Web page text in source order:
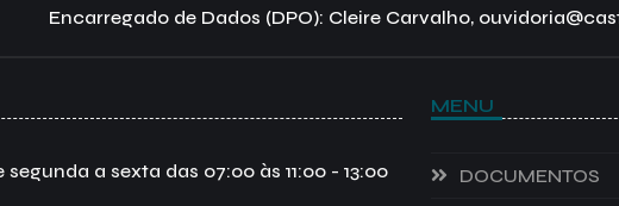
Encarregado de Dados (DPO): Cleire Carvalho,
a sexta das 07:00 às 11:00 - 13:00
MENU
DOCUMENTOS